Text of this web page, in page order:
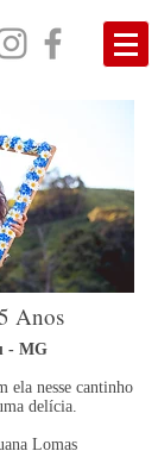
Anos
- MG
ela nesse cantinho
delícia.
Lomas